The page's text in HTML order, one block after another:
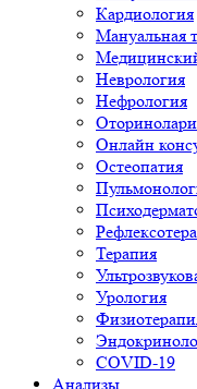
Кардиология
Мануальная
Неврология
Нефрология
Онлайн
Остеопатия
Терапия
Урология
COVID-19
Анализы